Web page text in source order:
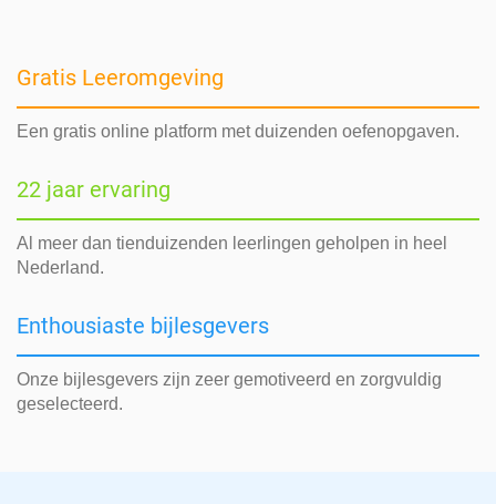
Gratis Leeromgeving
Een gratis online platform met duizenden oefenopgaven.
22 jaar ervaring
Al meer dan tienduizenden leerlingen geholpen in heel
Nederland.
Enthousiaste bijlesgevers
Onze bijlesgevers zijn zeer gemotiveerd en zorgvuldig
geselecteerd.